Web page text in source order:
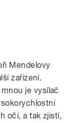
Mendelovy
zařízení.
je vysílač
očí, a tak zjistí,